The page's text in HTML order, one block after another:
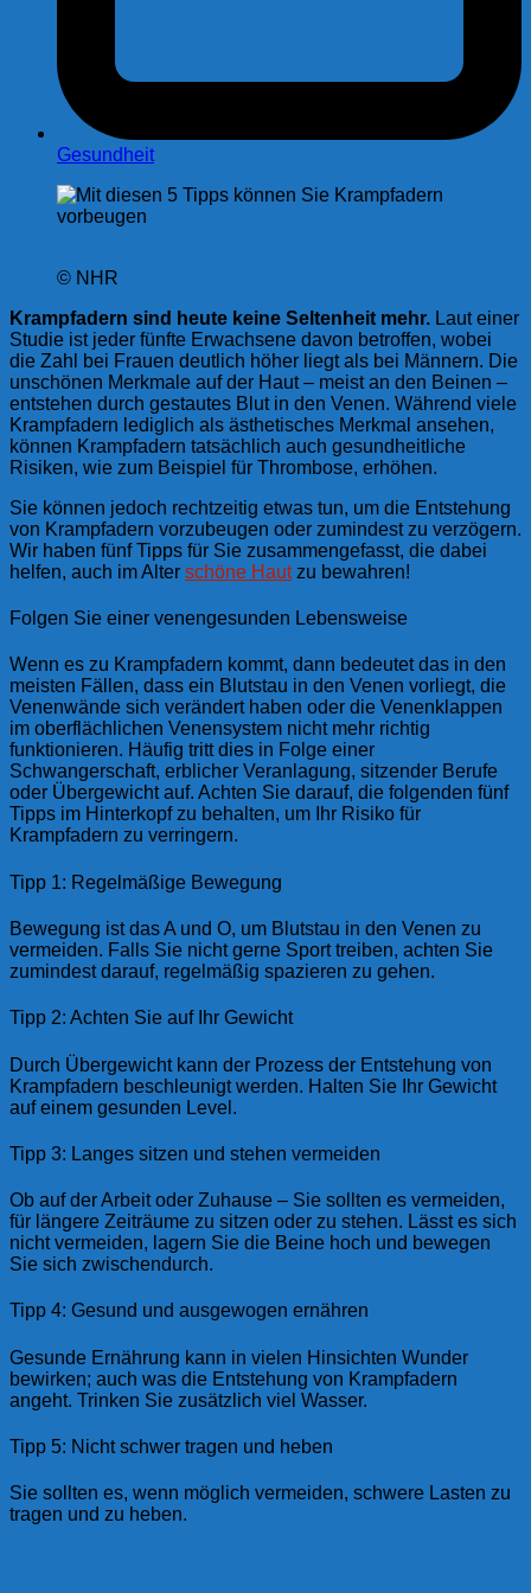
Gesundheit
© NHR
Krampfadern sind heute keine Seltenheit mehr. Laut einer
Studie ist jeder fünfte Erwachsene davon betroffen, wobei
die Zahl bei Frauen deutlich höher liegt als bei Männern. Die
unschönen Merkmale auf der Haut – meist an den Beinen –
entstehen durch gestautes Blut in den Venen. Während viele
Krampfadern lediglich als ästhetisches Merkmal ansehen,
können Krampfadern tatsächlich auch gesundheitliche
Risiken, wie zum Beispiel für Thrombose, erhöhen.
Sie können jedoch rechtzeitig etwas tun, um die Entstehung
von Krampfadern vorzubeugen oder zumindest zu verzögern.
Wir haben fünf Tipps für Sie zusammengefasst, die dabei
helfen, auch im Alter schöne Hautzu bewahren!
Folgen Sie einer venengesunden Lebensweise
Wenn es zu Krampfadern kommt, dann bedeutet das in den
meisten Fällen, dass ein Blutstau in den Venen vorliegt, die
Venenwände sich verändert haben oder die Venenklappen
im oberflächlichen Venensystem nicht mehr richtig
funktionieren. Häufig tritt dies in Folge einer
Schwangerschaft, erblicher Veranlagung, sitzender Berufe
oder Übergewicht auf. Achten Sie darauf, die folgenden fünf
Tipps im Hinterkopf zu behalten, um Ihr Risiko für
Krampfadern zu verringern.
Tipp 1: Regelmäßige Bewegung
Bewegung ist das A und O, um Blutstau in den Venen zu
vermeiden. Falls Sie nicht gerne Sport treiben, achten Sie
zumindest darauf, regelmäßig spazieren zu gehen.
Tipp 2: Achten Sie auf Ihr Gewicht
Durch Übergewicht kann der Prozess der Entstehung von
Krampfadern beschleunigt werden. Halten Sie Ihr Gewicht
auf einem gesunden Level.
Tipp 3: Langes sitzen und stehen vermeiden
Ob auf der Arbeit oder Zuhause – Sie sollten es vermeiden,
für längere Zeiträume zu sitzen oder zu stehen. Lässt es sich
nicht vermeiden, lagern Sie die Beine hoch und bewegen
Sie sich zwischendurch.
Tipp 4: Gesund und ausgewogen ernähren
Gesunde Ernährung kann in vielen Hinsichten Wunder
bewirken; auch was die Entstehung von Krampfadern
angeht. Trinken Sie zusätzlich viel Wasser.
Tipp 5: Nicht schwer tragen und heben
Sie sollten es, wenn möglich vermeiden, schwere Lasten zu
tragen und zu heben.